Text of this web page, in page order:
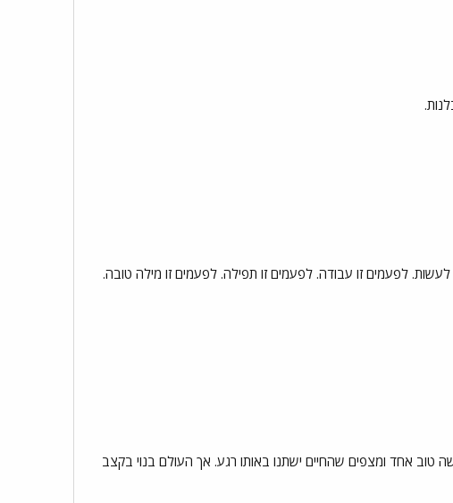
לפעמים זו עבודה. לפעמים זו תפילה. לפעמים זו מילה טובה.
טוב אחד ומצפים שהחיים ישתנו באותו רגע. אך העולם בנוי בקצב